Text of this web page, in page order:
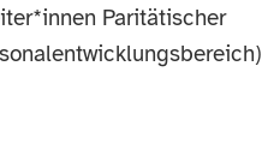
Paritätischer